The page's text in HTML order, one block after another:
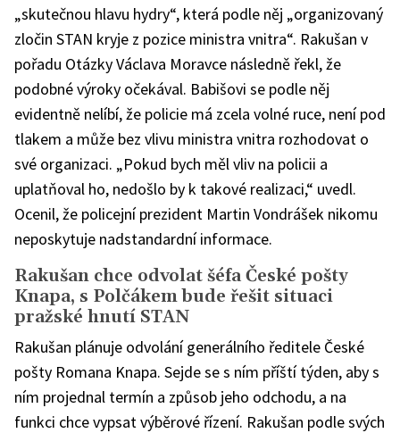
„skutečnou hlavu hydry“, která podle něj „organizovaný
zločin STAN kryje z pozice ministra vnitra“. Rakušan v
pořadu Otázky Václava Moravce následně řekl, že
podobné výroky očekával. Babišovi se podle něj
evidentně nelíbí, že policie má zcela volné ruce, není pod
tlakem a může bez vlivu ministra vnitra rozhodovat o
své organizaci. „Pokud bych měl vliv na policii a
uplatňoval ho, nedošlo by k takové realizaci,“ uvedl.
Ocenil, že policejní prezident Martin Vondrášek nikomu
neposkytuje nadstandardní informace.
Rakušan chce odvolat šéfa České pošty
Knapa, s Polčákem bude řešit situaci
pražské hnutí STAN
Rakušan plánuje odvolání generálního ředitele České
pošty Romana Knapa. Sejde se s ním příští týden, aby s
ním projednal termín a způsob jeho odchodu, a na
funkci chce vypsat výběrové řízení. Rakušan podle svých